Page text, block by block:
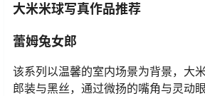
大米米球写真作品推荐
蕾姆兔女郎
该系列以温馨的室内场景为背景，大
郎装与黑丝，通过微扬的嘴角与灵动